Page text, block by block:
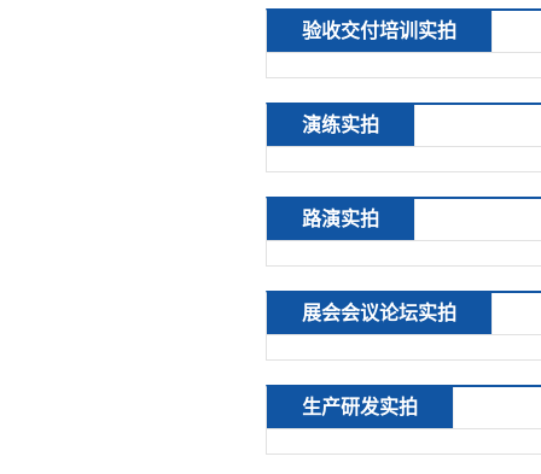
验收交付培训实拍
演练实拍
路演实拍
展会会议论坛实拍
生产研发实拍